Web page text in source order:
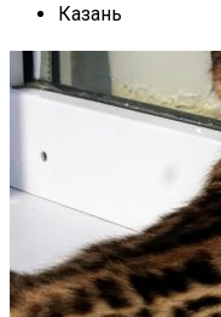
Казань